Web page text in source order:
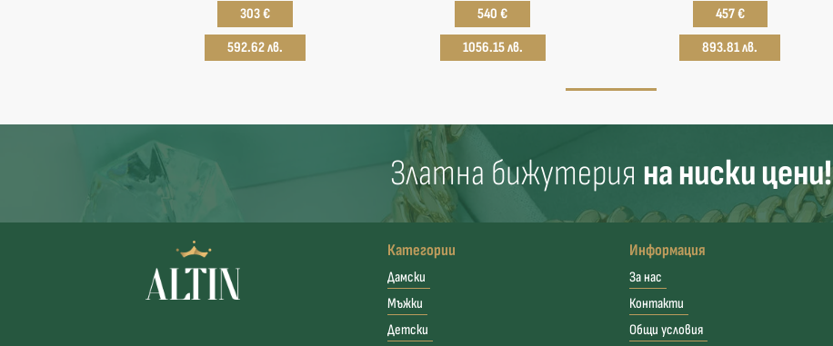
303 €
592.62 лв.
540 €
1056.15 лв.
457 €
893.81 лв.
Златна бижутерия на ниски цени!
Категории
Дамски
Мъжки
Детски
Информация
За нас
Контакти
Общи условия